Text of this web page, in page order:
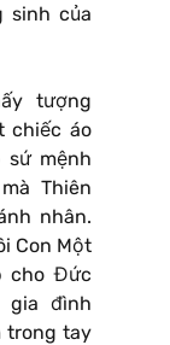
sinh của
tượng
chiếc áo
mệnh
Thiên
nhân.
Con Một
cho Đức
gia đình
trong tay